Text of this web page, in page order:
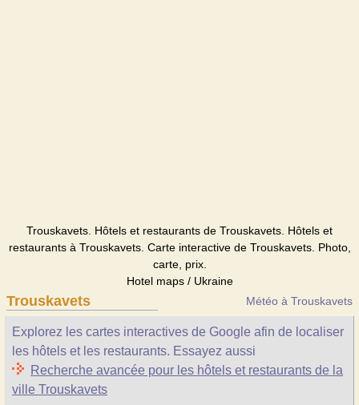
Trouskavets. Hôtels et restaurants de Trouskavets. Hôtels et
restaurants à Trouskavets. Carte interactive de Trouskavets. Photo,
carte, prix.
Hotel maps / Ukraine
Trouskavets Météo à Trouskavets
Explorez les cartes interactives de Google afin de localiser
les hôtels et les restaurants. Essayez aussi
Recherche avancée pour les hôtels et restaurants de la
ville Trouskavets